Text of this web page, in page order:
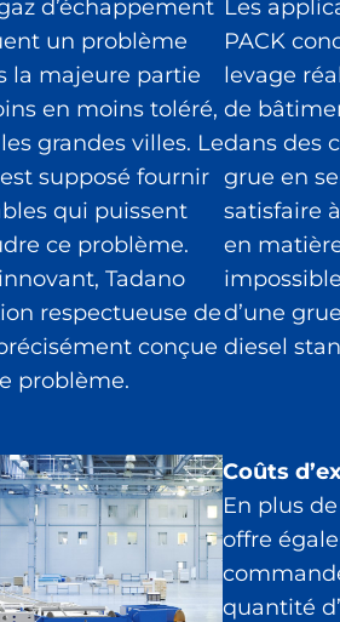
d’échappement
un problème
la majeure partie
en moins toléré,
grandes villes. Le
supposé fournir
qui puissent
ce problème.
Tadano
respectueuse de
conçue
problème.
Les
PACK
levage
de
dans des
grue en
satisfaire
en
d’une
diesel
Coûts
En plus
offre
quantité